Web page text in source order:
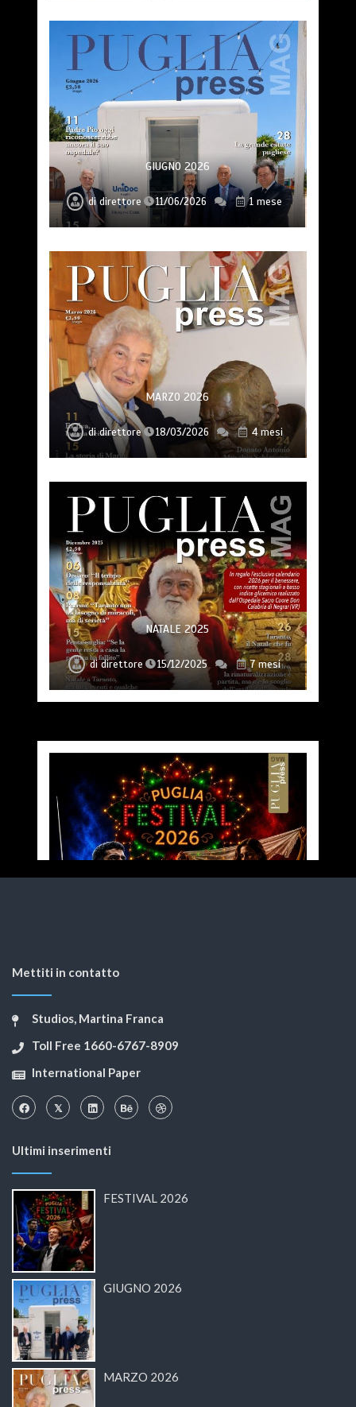
GIUGNO 2026
didirettore 11/06/2026 1 mese
MARZO 2026
didirettore 18/03/2026 4 mesi
NATALE 2025
didirettore 15/12/2025 7 mesi
Mettiti in contatto
Studios, Martina Franca
Toll Free 1660-6767-8909
International Paper
Ultimi inserimenti
FESTIVAL 2026
GIUGNO 2026
MARZO 2026